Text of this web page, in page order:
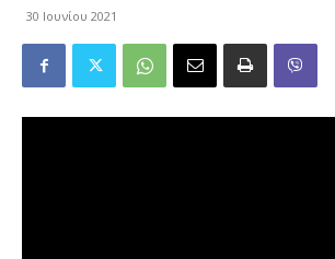
30 Ιουνίου 2021